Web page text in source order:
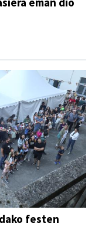
festen